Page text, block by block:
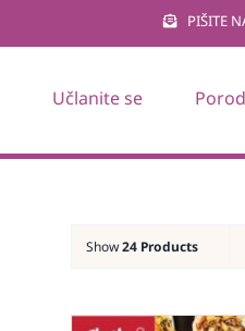
PIŠITE
Učlanite se
Show24 Products